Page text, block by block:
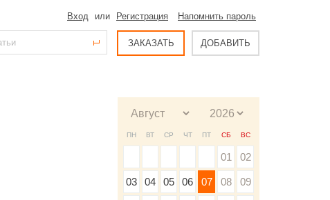
Вход или Регистрация Напомнить пароль
ЗАКАЗАТЬ ДОБАВИТЬ
ПН ВТ СР ЧТ ПТ СБ ВС
01 02
03 04 05 06 07 08 09